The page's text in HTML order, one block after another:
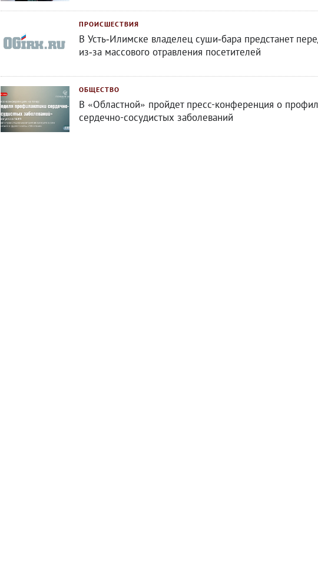
ПРОИСШЕСТВИЯ
В Усть‑Илимске владелец суши‑бара предстанет
из‑за массового отравления посетителей
ОБЩЕСТВО
В «Областной» пройдет пресс-конференция о
сердечно-сосудистых заболеваний